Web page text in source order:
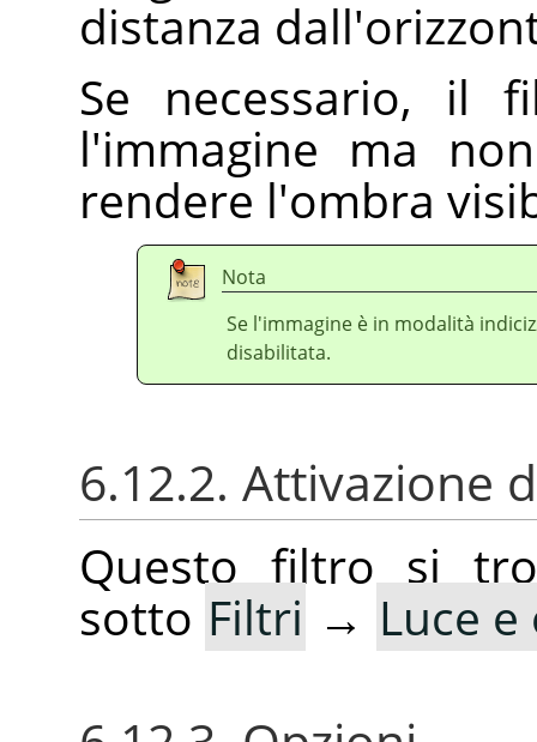
distanza
Se necessario, il
l'immagine ma
rendere l'ombra
Nota
Se l'immagine è in modalità
disabilitata.
6.12.2. Attivazione
Questo filtro si
sotto Filtri → Luce